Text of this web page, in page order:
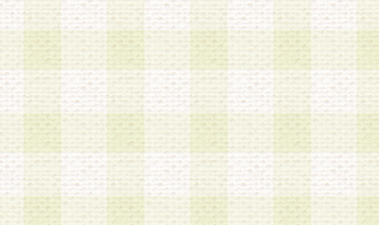
画 面」において、当社が指定
を行うものとします。当社は、
会員として本サービスを 受け
を付与します。
3.会員は、会員登録の際に申告
いかなる虚偽の申告をも行って